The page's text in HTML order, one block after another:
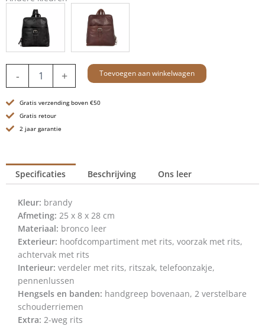
-
Rugzak
Texas
-
Brandy
+ Toevoegen aan winkelwagen
Gratis verzending boven €50
Gratis retour
2 jaar garantie
Specificaties Beschrijving Ons leer
Kleur: brandy
Afmeting: 25 x 8 x 28 cm
Materiaal: bronco leer
Exterieur: hoofdcompartiment met rits, voorzak met rits,
achtervak met rits
Interieur: verdeler met rits, ritszak, telefoonzakje,
pennenlussen
Hengsels en banden: handgreep bovenaan, 2 verstelbare
schouderriemen
Extra: 2-weg rits